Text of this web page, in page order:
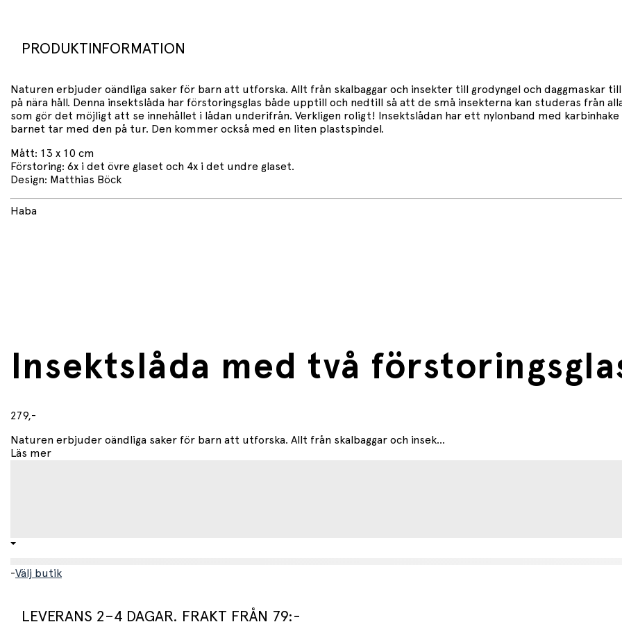
PRODUKTINFORMATION
Naturen erbjuder oändliga saker för barn att utforska. Allt från skalbaggar och insekter till grodyngel och daggmaskar
på nära håll. Denna insektslåda har förstoringsglas både upptill och nedtill så att de små insekterna kan studeras från
som gör det möjligt att se innehållet i lådan underifrån. Verkligen roligt! Insektslådan har ett nylonband med
barnet tar med den på tur. Den kommer också med en liten plastspindel.
Mått: 13 x 10 cm
Förstoring: 6x i det övre glaset och 4x i det undre glaset.
Design: Matthias Böck
Haba
Insektslåda med två
279,-
Naturen erbjuder oändliga saker för barn att utforska. Allt från skalbaggar och insek...
Läs mer
-Välj butik
LEVERANS 2–4 DAGAR. FRAKT FRÅN 79:-